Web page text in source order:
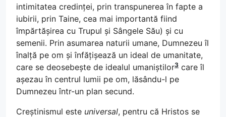
intimitatea credinței, prin transpunerea în fapte a
iubirii, prin Taine, cea mai importantă fiind
împărtășirea cu Trupul și Sângele Său) și cu
semenii. Prin asumarea naturii umane, Dumnezeu îl
înalță pe om și înfățișează un ideal de umanitate,
care se deosebește de idealul umaniștilor3 care îl
așezau în centrul lumii pe om, lăsându-l pe
Dumnezeu într-un plan secund.
Creștinismul este universal, pentru că Hristos se